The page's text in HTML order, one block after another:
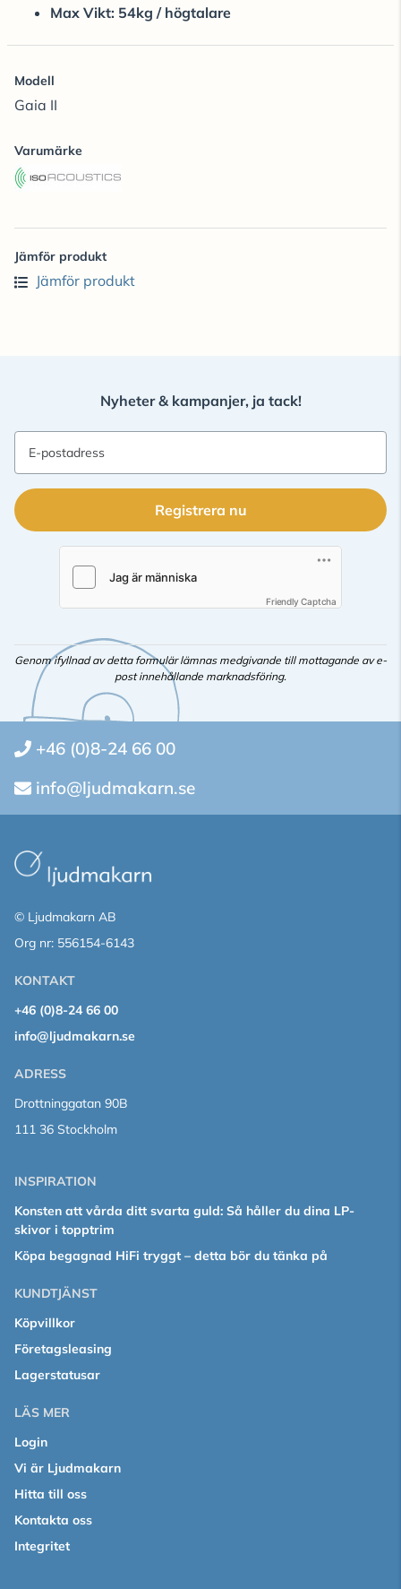
Max Vikt: 54kg / högtalare
Modell
Gaia II
Varumärke
Jämför produkt
Jämför produkt
Nyheter & kampanjer, ja tack!
E-postadress
Registrera nu
Friendly Captcha
Genom ifyllnad av detta formulär lämnas medgivande till mottagande av e-
post innehållande marknadsföring.
+46 (0)8-24 66 00
info@ljudmakarn.se
© Ljudmakarn AB
Org nr: 556154-6143
KONTAKT
+46 (0)8-24 66 00
info@ljudmakarn.se
ADRESS
Drottninggatan 90B
111 36 Stockholm
INSPIRATION
Konsten att vårda ditt svarta guld: Så håller du dina LP-
skivor i topptrim
Köpa begagnad HiFi tryggt – detta bör du tänka på
KUNDTJÄNST
Köpvillkor
Företagsleasing
Lagerstatusar
LÄS MER
Login
Vi är Ljudmakarn
Hitta till oss
Kontakta oss
Integritet